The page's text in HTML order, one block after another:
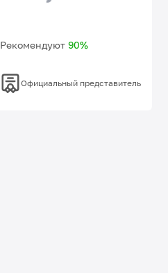
Рекомендуют 90%
Официальный представитель